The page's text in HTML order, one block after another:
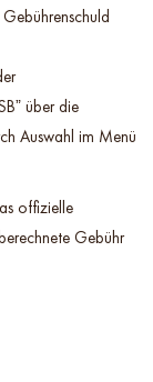
über die
Auswahl im Menü
offizielle
Gebühr